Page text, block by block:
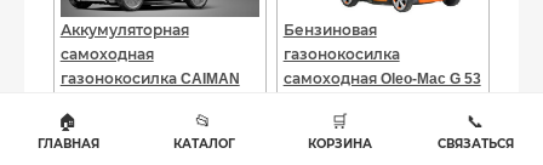
Аккумуляторная
самоходная
газонокосилка CAIMAN
АКБ
Производитель
: CAIMAN
Бензиновая
газонокосилка
самоходная Oleo-Mac G 53
Производитель
: Oleo-Mac
🏠
ГЛАВНАЯ
📂
КАТАЛОГ
🛒
КОРЗИНА
📞
СВЯЗАТЬСЯ